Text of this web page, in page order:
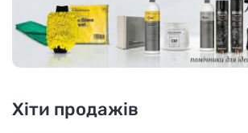
Хіти продажів